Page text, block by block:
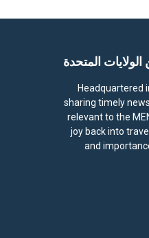
المتحدة
Headquartered
sharing timely
relevant to the
joy back into
and